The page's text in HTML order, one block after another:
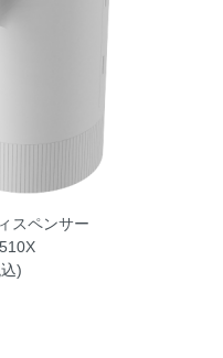
スペンサー
)